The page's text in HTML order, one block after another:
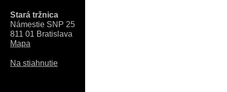
Stará tržnica
Námestie SNP 25
811 01 Bratislava
Mapa
Na stiahnutie